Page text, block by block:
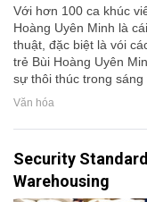
Với hơn 100 ca khúc
Hoàng Uyên Minh là
thuật, đặc biệt là vói
trẻ Bùi Hoàng Uyên
sự thôi thúc trong sáng
Văn hóa
Security
Warehousing